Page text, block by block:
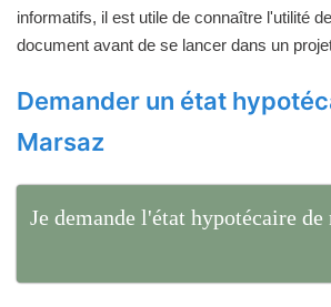
informatifs, il est utile de connaître l'utilité
document avant de se lancer dans un
Demander un état
Marsaz
Je demande l'état hypotécaire de